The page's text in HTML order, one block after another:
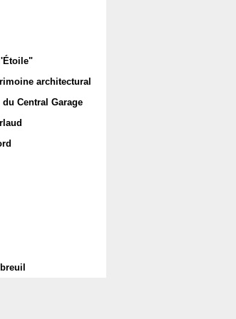
architectural
Central Garage